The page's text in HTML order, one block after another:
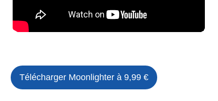
Télécharger Moonlighter à 9,99 €